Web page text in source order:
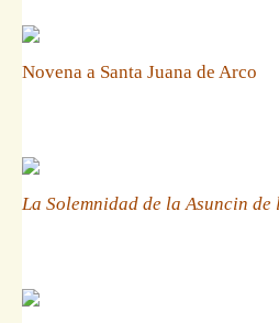
Novena a Santa Juana de Arco
La Solemnidad de la Asuncin